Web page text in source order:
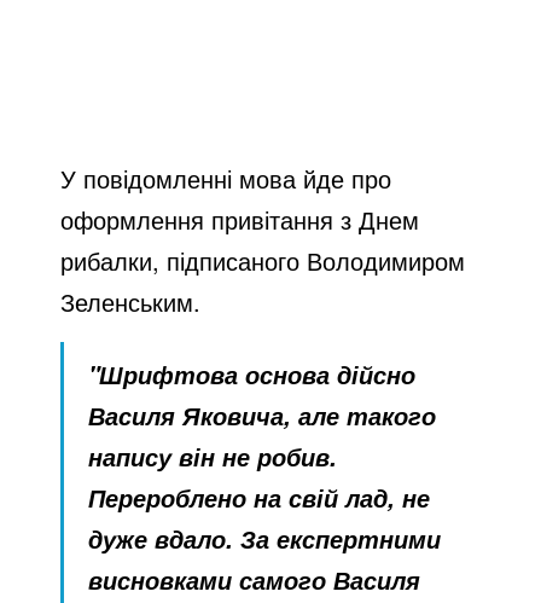
У повідомленні мова йде про
оформлення привітання з Днем
рибалки, підписаного Володимиром
Зеленським.
"Шрифтова основа дійсно
Василя Яковича, але такого
напису він не робив.
Перероблено на свій лад, не
дуже вдало. За експертними
висновками самого Василя